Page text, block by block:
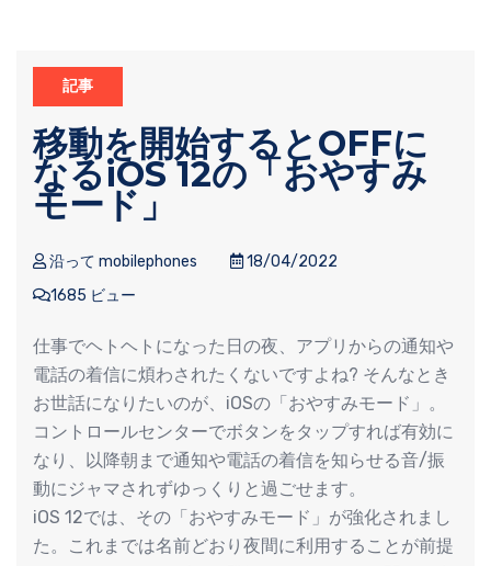
記事
移動を開始するとOFFに
なるiOS 12の「おやすみ
モード」
沿って mobilephones
18/04/2022
1685 ビュー
仕事でヘトヘトになった日の夜、アプリからの通知や
電話の着信に煩わされたくないですよね? そんなとき
お世話になりたいのが、iOSの「おやすみモード」。
コントロールセンターでボタンをタップすれば有効に
なり、以降朝まで通知や電話の着信を知らせる音/振
動にジャマされずゆっくりと過ごせます。
iOS 12では、その「おやすみモード」が強化されまし
た。これまでは名前どおり夜間に利用することが前提